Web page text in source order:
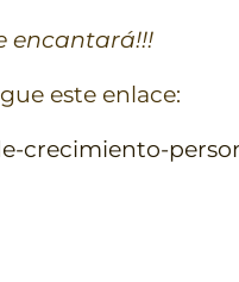
encantará!!!
este enlace:
crecimiento-